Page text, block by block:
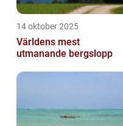
14 oktober 2025
Världens mest
utmanande bergslopp